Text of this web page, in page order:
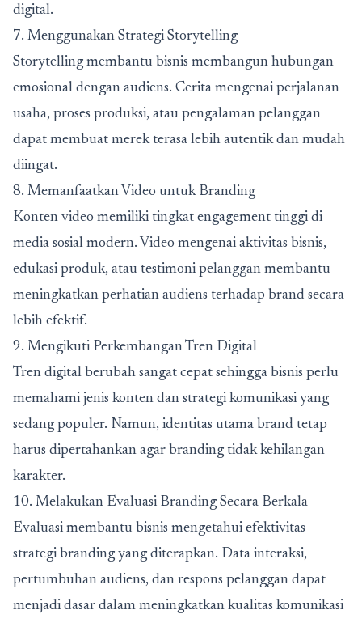
digital.
7. Menggunakan Strategi Storytelling
Storytelling membantu bisnis membangun hubungan
emosional dengan audiens. Cerita mengenai perjalanan
usaha, proses produksi, atau pengalaman pelanggan
dapat membuat merek terasa lebih autentik dan mudah
diingat.
8. Memanfaatkan Video untuk Branding
Konten video memiliki tingkat engagement tinggi di
media sosial modern. Video mengenai aktivitas bisnis,
edukasi produk, atau testimoni pelanggan membantu
meningkatkan perhatian audiens terhadap brand secara
lebih efektif.
9. Mengikuti Perkembangan Tren Digital
Tren digital berubah sangat cepat sehingga bisnis perlu
memahami jenis konten dan strategi komunikasi yang
sedang populer. Namun, identitas utama brand tetap
harus dipertahankan agar branding tidak kehilangan
karakter.
10. Melakukan Evaluasi Branding Secara Berkala
Evaluasi membantu bisnis mengetahui efektivitas
strategi branding yang diterapkan. Data interaksi,
pertumbuhan audiens, dan respons pelanggan dapat
menjadi dasar dalam meningkatkan kualitas komunikasi